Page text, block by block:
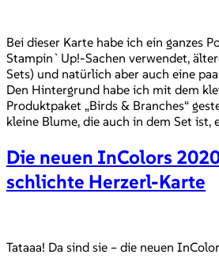
Bei dieser Karte habe ich ein ganzes
Stampin`Up!-Sachen verwendet,
Sets) und natürlich aber auch eine
Den Hintergrund habe ich mit dem
Produktpaket „Birds & Branches“
kleine Blume, die auch in dem Set
Die neuen InColors
schlichte Herzerl-Karte
Tataaa! Da sind sie – die neuen